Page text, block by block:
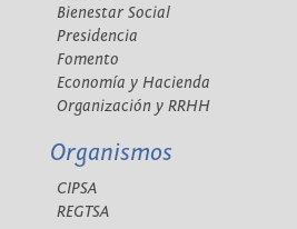
Bienestar Social
Presidencia
Fomento
Economía y Hacienda
Organización y RRHH
Organismos
CIPSA
REGTSA